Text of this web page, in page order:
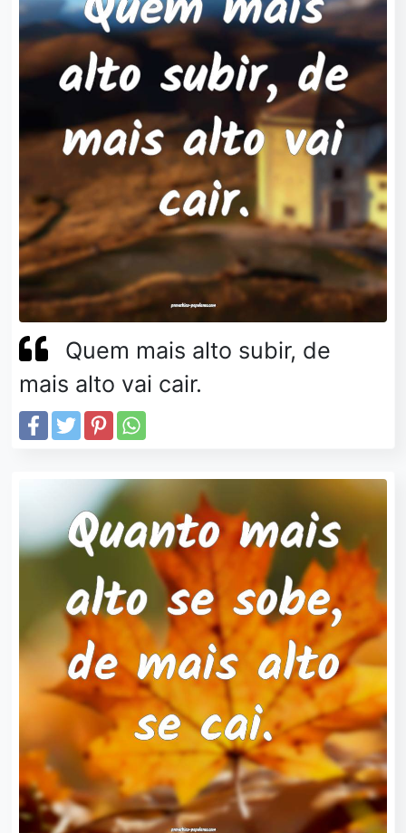
Quem mais alto subir, de
mais alto vai cair.